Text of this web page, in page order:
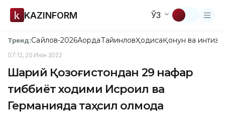
KAZINFORM ЎЗ
Тренд:Сайлов-2026АқордаТайинловҲодисаҚонун ва
07:12, 20 Июн 2022
Шарқий Қозоғистондан 29 нафар
тиббиёт ходими Исроил ва
Германияда таҳсил олмоқда